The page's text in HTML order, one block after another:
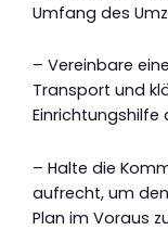
Umfang des
– Vereinbare
Transport und
– Halte die
aufrecht, um
Plan im Voraus